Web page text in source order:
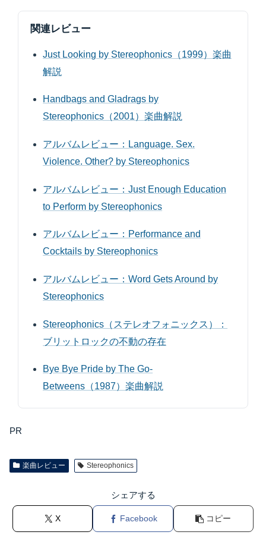
関連レビュー
Just Looking by Stereophonics（1999）楽曲
解説
Handbags and Gladrags by
Stereophonics（2001）楽曲解説
アルバムレビュー：Language. Sex.
Violence. Other? by Stereophonics
アルバムレビュー：Just Enough Education
to Perform by Stereophonics
アルバムレビュー：Performance and
Cocktails by Stereophonics
アルバムレビュー：Word Gets Around by
Stereophonics
Stereophonics（ステレオフォニックス）：
ブリットロックの不動の存在
Bye Bye Pride by The Go-
Betweens（1987）楽曲解説
PR
楽曲レビュー Stereophonics
シェアする
X Facebook コピー